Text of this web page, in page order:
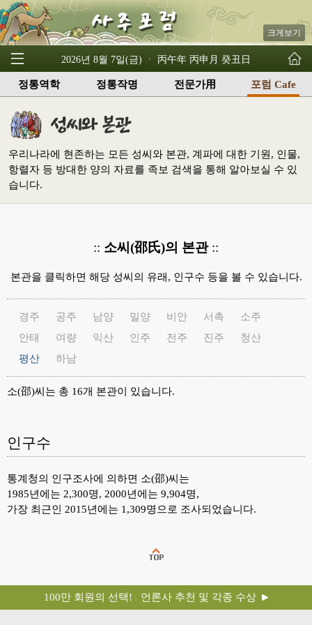
크게보기
2026년 8월 7일(금) ㆍ 丙午年 丙申月 癸丑日
정통역학 정통작명 전문가用 포럼 Cafe
우리나라에 현존하는 모든 성씨와 본관, 계파에 대한 기원, 인물,
항렬자 등 방대한 양의 자료를 족보 검색을 통해 알아보실 수 있
습니다.
:: 소씨(邵氏)의 본관::
본관을 클릭하면 해당 성씨의 유래, 인구수 등을 볼 수 있습니다.
경주 공주 남양 밀양 비안 서촉
소주
안태
여량 익산 인주 전주 진주
청산
평산
하남
소(邵)씨는 총 16개 본관이 있습니다.
인구수
통계청의 인구조사에 의하면 소(邵)씨는
1985년에는 2,300명, 2000년에는 9,904명,
가장 최근인 2015년에는 1,309명으로 조사되었습니다.
100만 회원의 선택! 언론사 추천 및 각종 수상